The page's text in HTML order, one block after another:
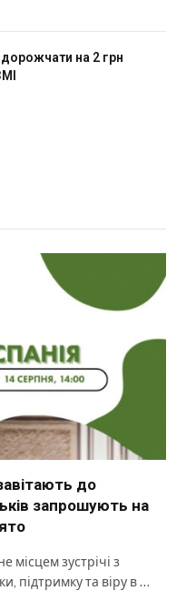
на 2 грн
до
запрошують на
місцем зустрічі з
підтримку та віру в …